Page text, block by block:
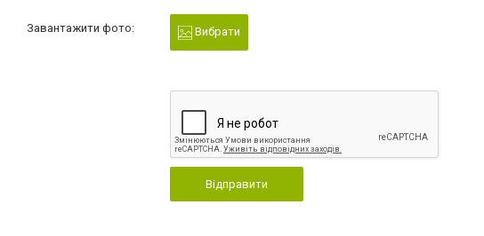
Завантажити фото: Вибрати
Відправити